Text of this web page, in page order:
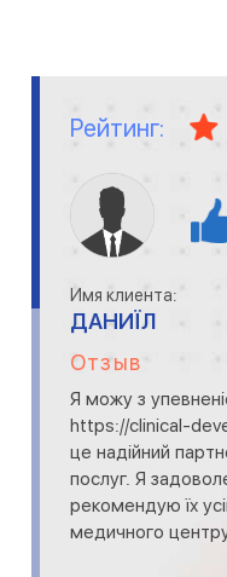
Рейтинг:
Имя клиента:
ДАНИЇЛ
Отзыв
Я можу з
https://clinical-
це надійний
послуг. Я
рекомендую їх
медичного